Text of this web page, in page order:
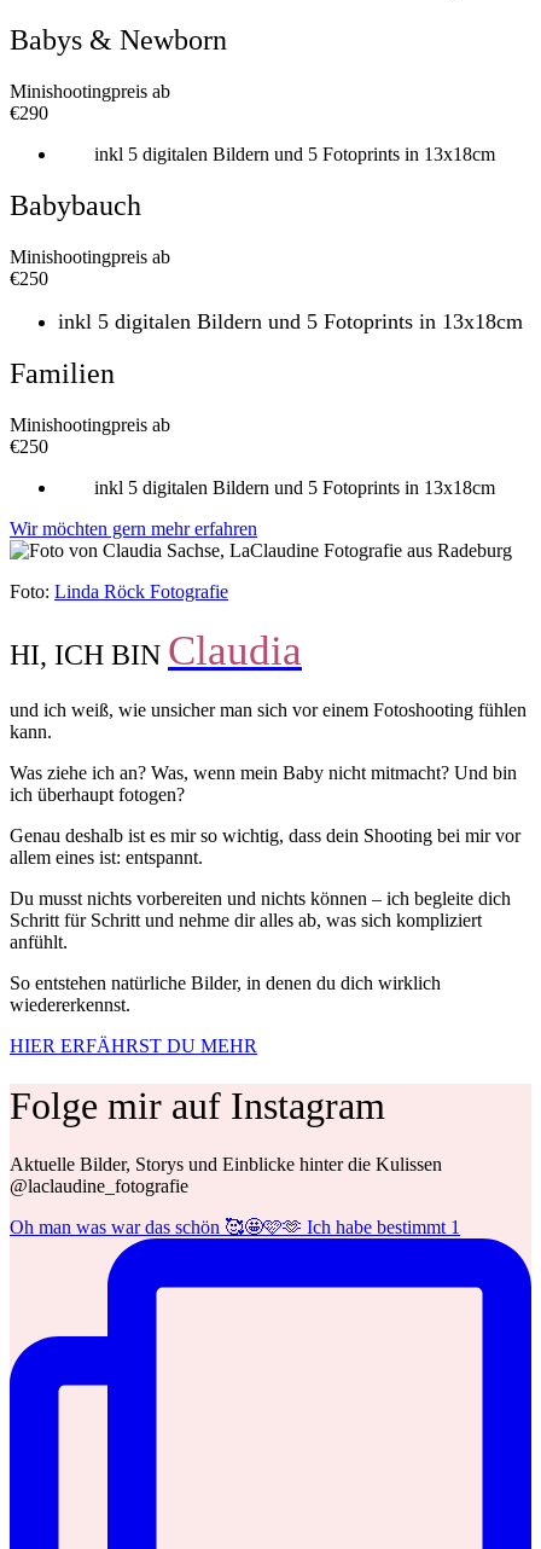
Babys & Newborn
Minishootingpreis ab
€290
inkl 5 digitalen Bildern und 5 Fotoprints in 13x18cm
Babybauch
Minishootingpreis ab
€250
inkl 5 digitalen Bildern und 5 Fotoprints in 13x18cm
Familien
Minishootingpreis ab
€250
inkl 5 digitalen Bildern und 5 Fotoprints in 13x18cm
Wir möchten gern mehr erfahren
Foto: Linda Röck Fotografie
HI, ICH BIN Claudia
und ich weiß, wie unsicher man sich vor einem Fotoshooting fühlen
kann.
Was ziehe ich an? Was, wenn mein Baby nicht mitmacht? Und bin
ich überhaupt fotogen?
Genau deshalb ist es mir so wichtig, dass dein Shooting bei mir vor
allem eines ist: entspannt.
Du musst nichts vorbereiten und nichts können – ich begleite dich
Schritt für Schritt und nehme dir alles ab, was sich kompliziert
anfühlt.
So entstehen natürliche Bilder, in denen du dich wirklich
wiedererkennst.
HIER ERFÄHRST DU MEHR
Folge mir auf Instagram
Aktuelle Bilder, Storys und Einblicke hinter die Kulissen
@laclaudine_fotografie
Oh man was war das schön 🥰🤩🩷🫶 Ich habe bestimmt 1